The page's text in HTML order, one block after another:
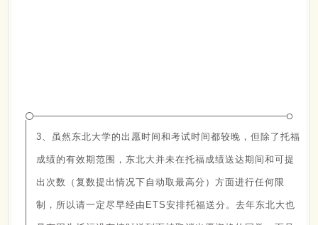
3、虽然东北大学的出愿时间和考试时间都较晚，但除了托福
成绩的有效期范围，东北大并未在托福成绩送达期间和可提
出次数（复数提出情况下自动取最高分）方面进行任何限
制，所以请一定尽早经由ETS安排托福送分。去年东北大也